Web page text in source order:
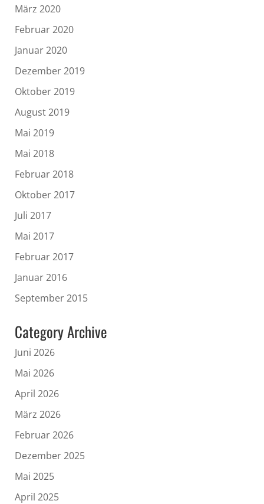
März 2020
Februar 2020
Januar 2020
Dezember 2019
Oktober 2019
August 2019
Mai 2019
Mai 2018
Februar 2018
Oktober 2017
Juli 2017
Mai 2017
Februar 2017
Januar 2016
September 2015
Category Archive
Juni 2026
Mai 2026
April 2026
März 2026
Februar 2026
Dezember 2025
Mai 2025
April 2025